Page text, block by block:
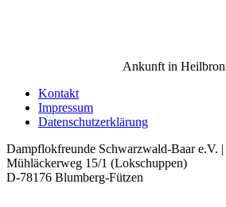
Ankunft in
Kontakt
Impressum
Datenschutzerklärung
Dampflokfreunde Schwarzwald-Baar e.V.
Mühläckerweg 15/1 (Lokschuppen)
D-78176 Blumberg-Fützen